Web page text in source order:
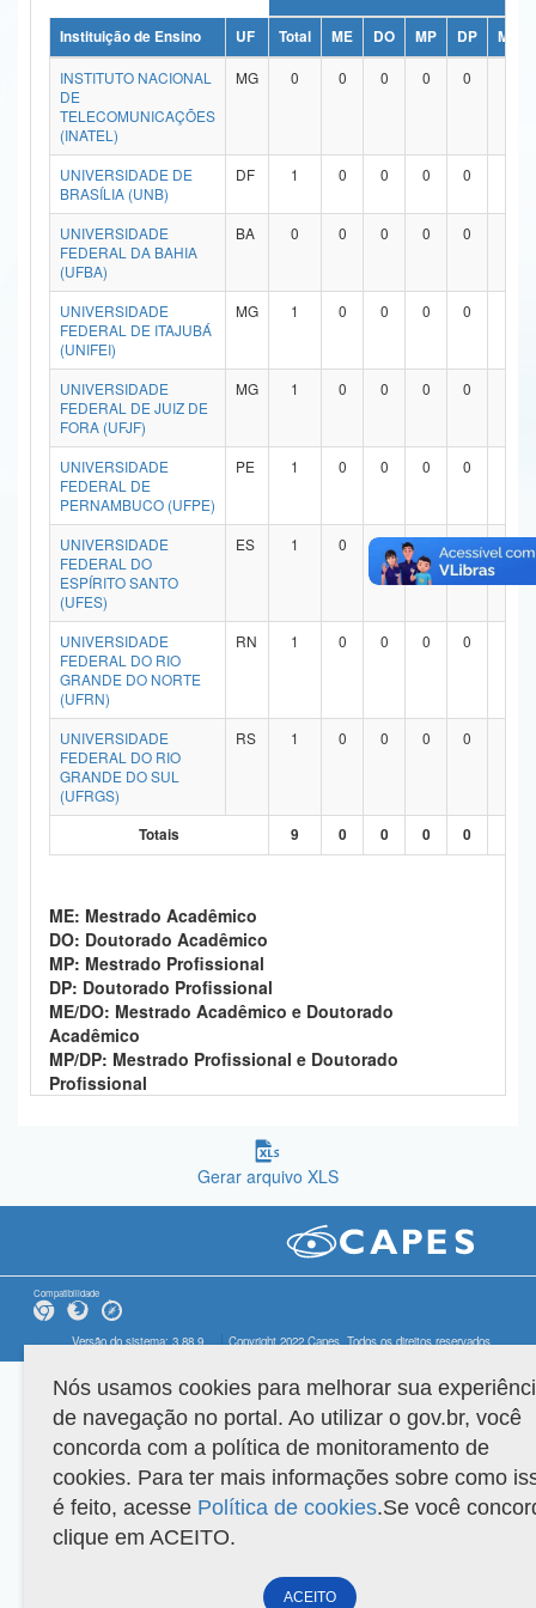
Ministério da Ciência, Tecnologia, Inovações e Comunicações
Ministério do Meio Ambiente
Ministério do Turismo
Ministério do Desenvolvimento Regional
Ministério da Mulher, da Família e dos Direitos Humanos
Secretaria-Geral
Secretaria de Governo
Gabinete de Segurança Institucional
Advocacia-Geral da União
Banco Central do Brasil
Instituição de Ensino UF Total ME DO MP DP
ME/
INSTITUTO NACIONAL
DE
TELECOMUNICAÇÕES
(INATEL)
MG 0 0 0 0 0
UNIVERSIDADE DE
BRASÍLIA (UNB)
DF 1 0 0 0 0
UNIVERSIDADE
FEDERAL DA BAHIA
(UFBA)
BA 0 0 0 0 0
UNIVERSIDADE
FEDERAL DE ITAJUBÁ
(UNIFEI)
MG 1 0 0 0 0
UNIVERSIDADE
FEDERAL DE JUIZ DE
FORA (UFJF)
MG 1 0 0 0 0
UNIVERSIDADE
FEDERAL DE
PERNAMBUCO (UFPE)
PE 1 0 0 0 0
UNIVERSIDADE
FEDERAL DO
ESPÍRITO SANTO
(UFES)
ES 1 0 0 0 0 1
UNIVERSIDADE
FEDERAL DO RIO
GRANDE DO NORTE
(UFRN)
RN 1 0 0 0 0
UNIVERSIDADE
FEDERAL DO RIO
GRANDE DO SUL
(UFRGS)
RS 1 0 0 0 0
Totais 9 0 0 0 0
ME: Mestrado Acadêmico
DO: Doutorado Acadêmico
MP: Mestrado Profissional
DP: Doutorado Profissional
ME/DO: Mestrado Acadêmico e Doutorado
Acadêmico
MP/DP: Mestrado Profissional e Doutorado
Profissional
Gerar arquivo XLS
Compatibilidade
Versão do sistema: 3.88.9 Copyright 2022 Capes. Todos os direitos reservados.
Nós usamos cookies para melhorar sua
de navegação no portal. Ao utilizar o gov.br, você
concorda com a política de monitoramento de
cookies. Para ter mais informações sobre como
é feito, acesse Política de cookies.Se você
clique em ACEITO.
ACEITO